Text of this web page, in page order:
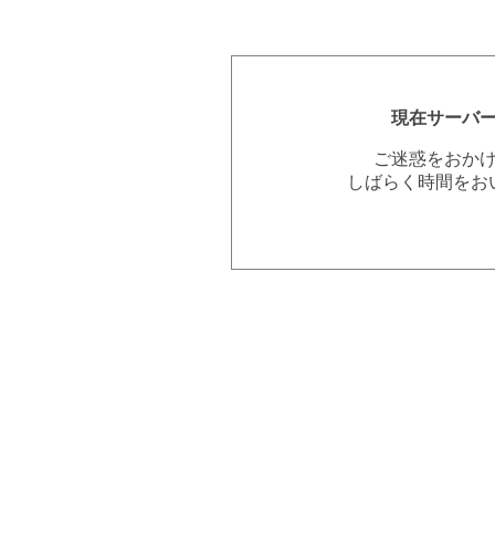
現在サーバ
ご迷惑をおか
しばらく時間を